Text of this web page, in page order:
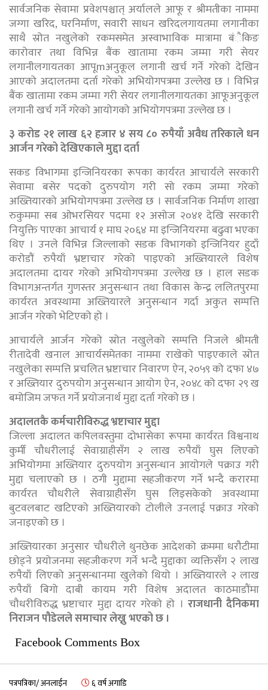
सार्वजनिक सेवामा प्रवेशपश्चात् अर्यालले आफू र श्रीमतीका नाममा
जग्गा खरिद, घरनिर्माण, सवारी साधन खरिदलगायतमा लगानीका
साथै स्रोत नखुलेको रकमसमेत अस्वाभाविक मात्रामा बंैकिङ
कारोवार तथा विभिन्न बैंक खातामा रकम जम्मा गरी सेयर
लगानीलगायतका आपूmअनुकूल लगानी खर्च गर्ने गरेको देखिन
आएको अदालतमा दर्ता गरेको अभियोगपत्रमा उल्लेख छ । विभिन्न
बैंक खातामा रकम जम्मा गरी सेयर लगानीलगायतका आफूअनुकूल
लगानी खर्च गर्ने गरेको आयोगको अभियोगपत्रमा उल्लेख छ ।
३ करोड २१ लाख ६२ हजार ४ सय ८० रुपैयाँ अवैध तरिकाले धन
आर्जन गरेको देखिएकाले मुद्दा दर्ता
सकड विभागमा इन्जिनियरका रूपका कार्यरत आचार्यले सरकारी
सेवामा बसेर पदको दुरुपयोग गरी सो रकम जम्मा गरेको
अख्तियारको अभियोगपत्रमा उल्लेख छ । सार्वजनिक निर्माण शाखा
रुकुममा सब ओभरसियर पदमा १२ असोज २०४१ देखि सरकारी
नियुक्ति पाएका आचार्य १ माघ २०६४ मा इन्जिनियरमा बढुवा भएका
थिए । उनले विभिन्न जिल्लाको सडक विभागको इन्जिनियर हुदाँ
करोडौं रुपैयाँ भ्रष्टाचार गरेको पाइएको अख्तियारले विशेष
अदालतमा दायर गरेको अभियोगपत्रमा उल्लेख छ । हाल सडक
विभागअन्तर्गत गुणस्तर अनुसन्धान तथा विकास केन्द्र ललितपुरमा
कार्यरत अवस्थामा अख्तियारले अनुसन्धान गर्दा अकुत सम्पत्ति
आर्जन गरेको भेटिएको हो ।
आचार्यले आर्जन गरेको स्रोत नखुलेको सम्पत्ति निजले श्रीमती
रीतादेवी खनाल आचार्यसमेतका नाममा राखेको पाइएकाले स्रोत
नखुलेका सम्पत्ति प्रचलित भ्रष्टाचार निवारण ऐन, २०५९ को दफा ४७
र अख्तियार दुरुपयोग अनुसन्धान आयोग ऐन, २०४८ को दफा २९ ख
बमोजिम जफत गर्ने प्रयोजनार्थ मुद्दा दर्ता गरेको छ ।
अदालतकै कर्मचारीविरुद्ध भ्रष्टाचार मुद्दा
जिल्ला अदालत कपिलवस्तुमा दोभासेका रूपमा कार्यरत विश्वनाथ
कुर्मी चौधरीलाई सेवाग्राहीसँग २ लाख रुपैयाँ घुस लिएको
अभियोगमा अख्तियार दुरुपयोग अनुसन्धान आयोगले पक्राउ गरी
मुद्दा चलाएको छ । ठगी मुद्दामा सहजीकरण गर्ने भन्दै करारमा
कार्यरत चौधरीले सेवाग्राहीसँग घुस लिइसकेको अवस्थामा
बुटवलबाट खटिएको अख्तियारको टोलीले उनलाई पक्राउ गरेको
जनाइएको छ ।
अख्तियारका अनुसार चौधरीले थुनछेक आदेशको क्रममा धरौटीमा
छोड्ने प्रयोजनमा सहजीकरण गर्ने भन्दै मुद्दाका व्यक्तिसँग २ लाख
रुपैयाँ लिएको अनुसन्धानमा खुलेको थियो । अख्तियारले २ लाख
रुपैयाँ बिगो दाबी कायम गरी विशेष अदालत काठमाडौंमा
चौधरीविरुद्ध भ्रष्टाचार मुद्दा दायर गरेको हो । राजधानी दैनिकमा
निराजन पौडेलले समाचार लेख्नु भएको छ ।
Facebook Comments Box
पत्रपत्रिका/ अनलाईन ६ वर्ष अगाडि